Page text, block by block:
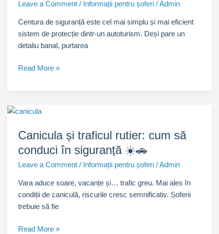
modernă
Leave a Comment / Informații pentru șoferi /Admin
Centura de siguranță este cel mai simplu și mai eficient
sistem de protecție dintr-un autoturism. Deși pare un
detaliu banal, purtarea
Centura
gest
care
salvează
vieți
Read More »
Canicula și traficul rutier: cum să
conduci în siguranță ☀️🚗
Leave a Comment / Informații pentru șoferi /Admin
Vara aduce soare, vacanțe și… trafic greu. Mai ales în
condiții de caniculă, riscurile cresc semnificativ. Șoferii
trebuie să fie
Canicula
Read More »